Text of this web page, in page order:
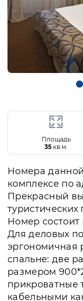
Площадь
35 кв.м.
Номера
комплексе по
Прекрасный
Номер состоит
Для деловых
эргономичная
спальне: две
размером
прикроватные
кабельными